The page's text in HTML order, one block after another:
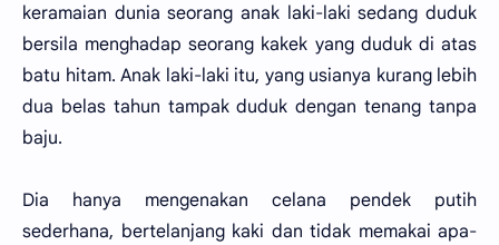
keramaian dunia seorang anak laki-laki sedang duduk
bersila menghadap seorang kakek yang duduk di atas
batu hitam. Anak laki-laki itu, yang usianya kurang lebih
dua belas tahun tampak duduk dengan tenang tanpa
baju.
Dia hanya mengenakan celana pendek putih
sederhana, bertelanjang kaki dan tidak memakai apa-